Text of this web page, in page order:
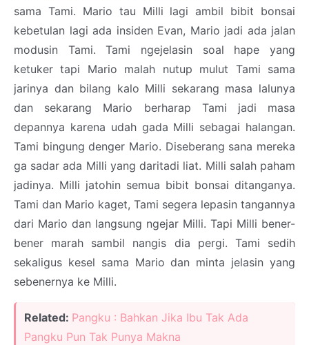
sama Tami. Mario tau Milli lagi ambil bibit bonsai
kebetulan lagi ada insiden Evan, Mario jadi ada jalan
modusin Tami. Tami ngejelasin soal hape yang
ketuker tapi Mario malah nutup mulut Tami sama
jarinya dan bilang kalo Milli sekarang masa lalunya
dan sekarang Mario berharap Tami jadi masa
depannya karena udah gada Milli sebagai halangan.
Tami bingung denger Mario. Diseberang sana mereka
ga sadar ada Milli yang daritadi liat. Milli salah paham
jadinya. Milli jatohin semua bibit bonsai ditanganya.
Tami dan Mario kaget, Tami segera lepasin tangannya
dari Mario dan langsung ngejar Milli. Tapi Milli bener-
bener marah sambil nangis dia pergi. Tami sedih
sekaligus kesel sama Mario dan minta jelasin yang
sebenernya ke Milli.
Related: Pangku : Bahkan Jika Ibu Tak Ada
Pangku Pun Tak Punya Makna